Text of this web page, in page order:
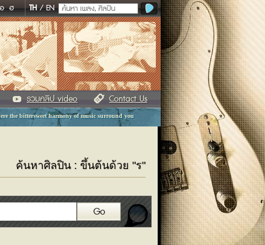
อ ฮ TH/EN
the bittersweet harmony of music surround you
รวมคลิป video Contact Us
ค้นหาศิลปิน : ขึ้นต้นด้วย "ร"